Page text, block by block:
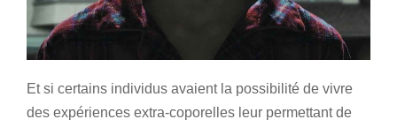
Et si certains individus avaient la possibilité de vivre
des expériences extra-coporelles leur permettant de